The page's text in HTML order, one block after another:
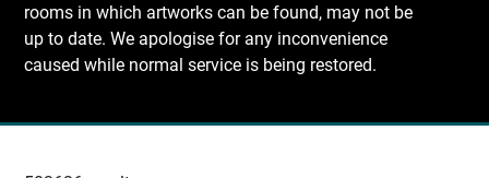
rooms in which artworks can be found, may not be
up to date. We apologise for any inconvenience
caused while normal service is being restored.
Recherche